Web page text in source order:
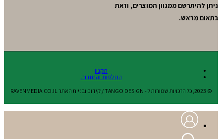
ניתן להיתרשם ממגוון המוצרים, וזאת
בתאום מראש.
תקנון
החלפות והחזרות
© 2023,כל הזכויות שמורות ל - TANGO DESIGN / קידום ובניית האתר RAVENMEDIA.CO.IL